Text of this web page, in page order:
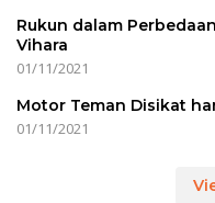
Rukun dalam
Vihara
01/11/2021
Motor Teman Disikat
01/11/2021